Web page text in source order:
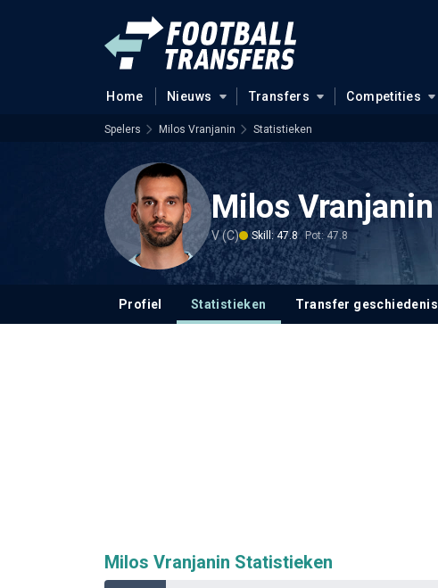
Home Nieuws Transfers Competities
Spelers Milos Vranjanin Statistieken
Milos Vranjanin
V (C) Skill: 47.8 Pot: 47.8
Profiel Statistieken Transfer geschiedenis
Milos Vranjanin Statistieken